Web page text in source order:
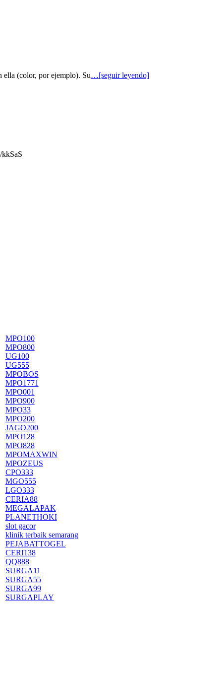
ella (color, por ejemplo). Su…[seguir leyendo]
kkSaS
MPO100
MPO800
UG100
UG555
MPOBOS
MPO1771
MPO001
MPO900
MPO33
MPO200
JAGO200
MPO128
MPO828
MPOMAXWIN
MPOZEUS
CPO333
MGO555
LGO333
CERIA88
MEGALAPAK
PLANETHOKI
slot gacor
klinik terbaik semarang
PEJABATTOGEL
CERI138
QQ888
SURGA11
SURGA55
SURGA99
SURGAPLAY